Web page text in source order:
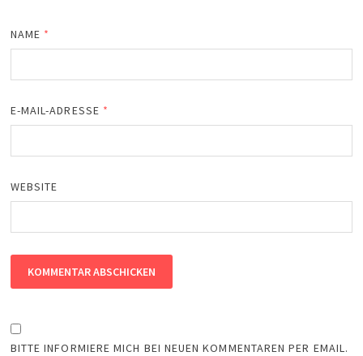
NAME *
E-MAIL-ADRESSE *
WEBSITE
BITTE INFORMIERE MICH BEI NEUEN KOMMENTAREN PER EMAIL.